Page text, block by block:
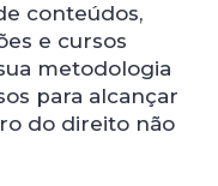
conteúdos,
e cursos
metodologia
para alcançar
do direito não